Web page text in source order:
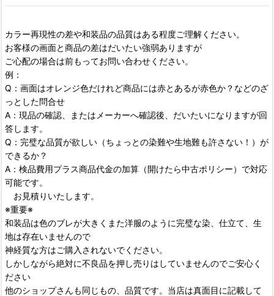
カラー再現性の差や和装品の品質はある程度ご理解ください。
お客様の画面と商品の差はだいたい強弱ありますが
ご心配の場合は前もってお問い合わせください。
例：
Q：画面はオレンジ色だけれど商品には赤とあるが赤色か？などのざ
っとした問合せ
A：現品の確認、またはメーカーへ確認後、だいたいになりますが回
答します。
Q：完璧な品質が欲しい（ちょっとの染難や生地難も許さない！）が
できるか？
A：検品費用プラス商品代金の加算（開けたら中古ポリシー）で対応
可能です。
お見積りいたします。
※重要※
和装品は色のブレが大きくまた洋服のように完璧な染、仕立て、生
地は存在いませんので
神経質な方はご購入されないでください。
しかしながら絶対に不良品を押し売りはしていませんのでご安心く
ださい
他のショップさんも同じもの、品質です。当店は真面目に記載して